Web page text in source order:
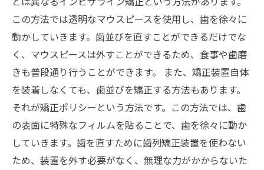
この方法では透明なマウスピースを使用し、歯を徐々に
動かしていきます。歯並びを直すことができるだけでな
く、マウスピースは外すことができるため、食事や歯磨
きも普段通り行うことができます。 また、矯正装置自体
を装着しなくても、歯並びを矯正する方法もあります。
それが矯正ポリシーという方法です。この方法では、歯
の表面に特殊なフィルムを貼ることで、歯を徐々に動か
していきます。歯を直すために歯列矯正装置を使わない
ため、装置を外す必要がなく、無理な力がかからないた